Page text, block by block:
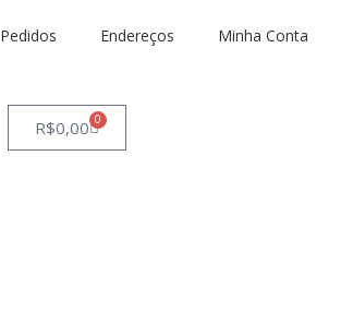
Pedidos Endereços Minha Conta
R$0,00 0